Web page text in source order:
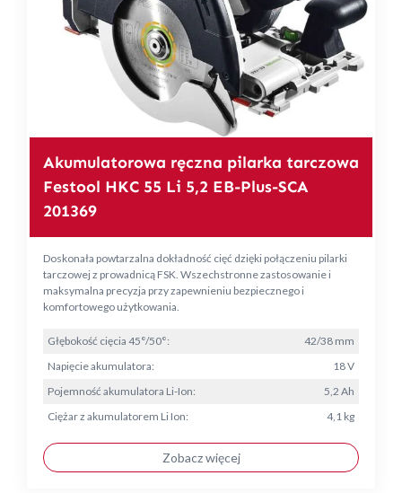
Akumulatorowa ręczna pilarka tarczowa
Festool HKC 55 Li 5,2 EB-Plus-SCA
201369
Doskonała powtarzalna dokładność cięć dzięki połączeniu pilarki
tarczowej z prowadnicą FSK. Wszechstronne zastosowanie i
maksymalna precyzja przy zapewnieniu bezpiecznego i
komfortowego użytkowania.
Głębokość cięcia 45°/50°:
42/38 mm
Napięcie akumulatora:
18 V
Pojemność akumulatora Li-Ion:
5,2 Ah
Ciężar z akumulatorem Li Ion:
4,1 kg
Zobacz więcej